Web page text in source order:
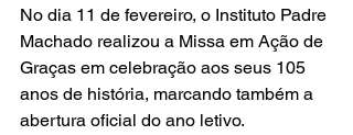
No dia 11 de fevereiro, o Instituto Padre
Machado realizou a Missa em Ação de
Graças em celebração aos seus 105
anos de história, marcando também a
abertura oficial do ano letivo.